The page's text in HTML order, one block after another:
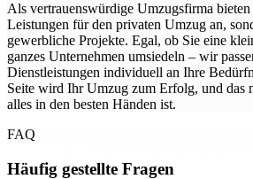
Als vertrauenswürdige Umzugsfirma
Leistungen für den privaten Umzug an,
gewerbliche Projekte. Egal, ob Sie eine
ganzes Unternehmen umsiedeln – wir
Dienstleistungen individuell an Ihre
Seite wird Ihr Umzug zum Erfolg, und das
alles in den besten Händen ist.
FAQ
Häufig gestellte Fragen